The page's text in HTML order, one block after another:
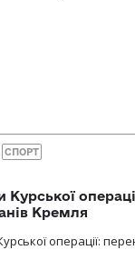
СПОРТ
Курської
Кремля
операції: